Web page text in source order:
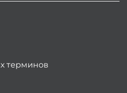
терминов